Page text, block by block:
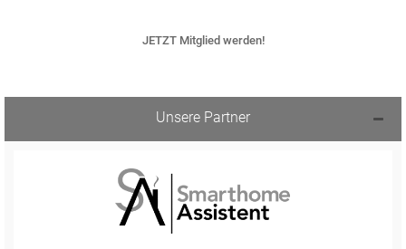
JETZT Mitglied werden!
Unsere Partner